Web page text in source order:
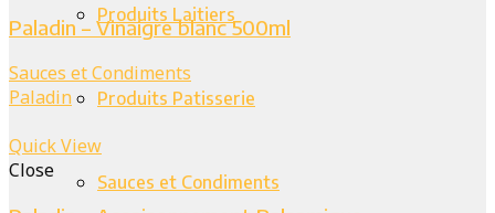
Produits Laitiers
Produits Patisserie
Sauces et Condiments
Paladin – Vinaigre blanc 500ml
Sauces et Condiments
Paladin
Quick View
Close